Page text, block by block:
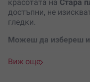
красотата на Стара
достъпни, не
гледки.
Можеш да избереш
Панорамен тур
живописен (1 час,
Виж още